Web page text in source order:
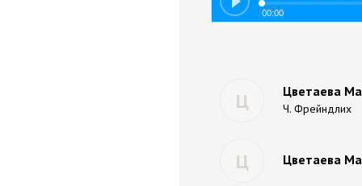
00:00
Ц Цветаева
Ч. Фрейндлих
Ц Цветаева